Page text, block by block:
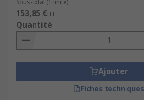
Sous-total (1 unité)
153,85 €HT
Quantité
Ajouter
Fiches techniques